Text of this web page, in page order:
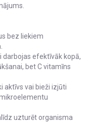
bez liekiem
darbojas efektīvāk kopā,
bet C vitamīns
aktīvs vai bieži izjūti
uzturēt organisma